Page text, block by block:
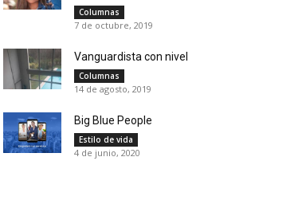
Columnas
7 de octubre, 2019
Vanguardista con nivel
Columnas
14 de agosto, 2019
Big Blue People
Estilo de vida
4 de junio, 2020